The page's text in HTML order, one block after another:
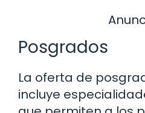
Posgrados
La oferta de
incluye